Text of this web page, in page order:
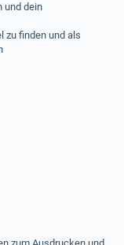
und dein
zu finden und als